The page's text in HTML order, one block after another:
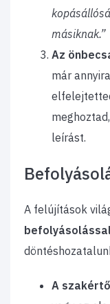
másiknak.”
Az
már
leírást.
A felújítások
A